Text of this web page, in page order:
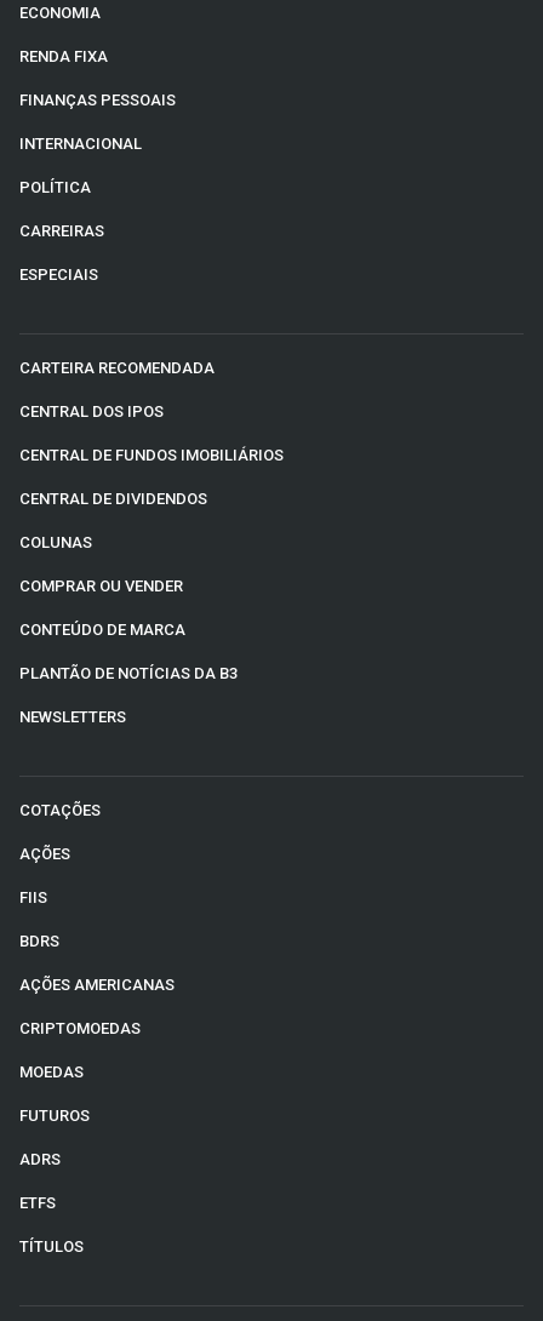
ECONOMIA
RENDA FIXA
FINANÇAS PESSOAIS
INTERNACIONAL
POLÍTICA
CARREIRAS
ESPECIAIS
CARTEIRA RECOMENDADA
CENTRAL DOS IPOS
CENTRAL DE FUNDOS IMOBILIÁRIOS
CENTRAL DE DIVIDENDOS
COLUNAS
COMPRAR OU VENDER
CONTEÚDO DE MARCA
PLANTÃO DE NOTÍCIAS DA B3
NEWSLETTERS
COTAÇÕES
AÇÕES
FIIS
BDRS
AÇÕES AMERICANAS
CRIPTOMOEDAS
MOEDAS
FUTUROS
ADRS
ETFS
TÍTULOS